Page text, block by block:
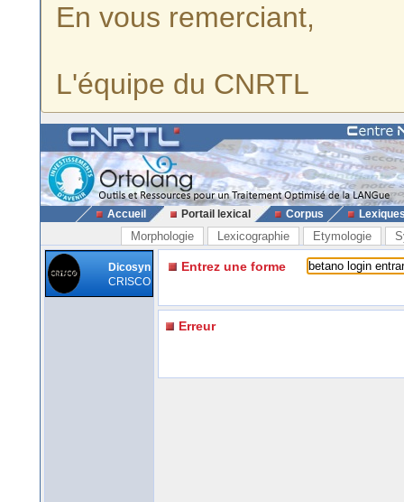
En vous remerciant,
L'équipe du CNRTL
Accueil Portail lexical Corpus
Morphologie Lexicographie Etymologie
Dicosyn
CRISCO
Entrez une forme
Erreur